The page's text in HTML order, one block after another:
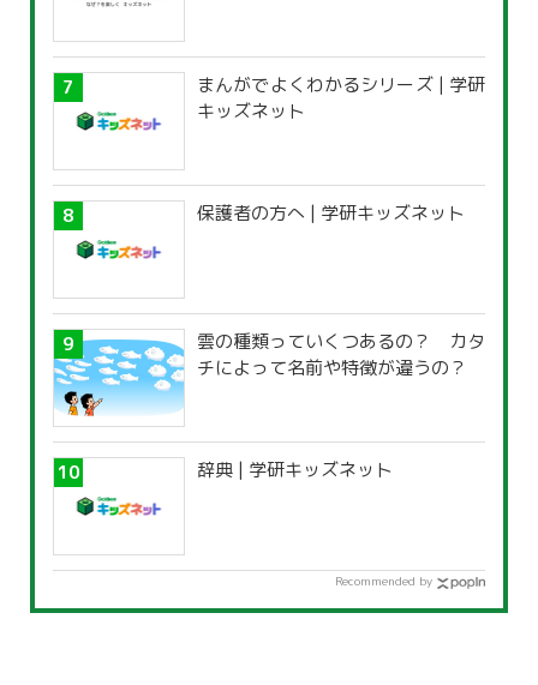
まんがでよくわかるシリーズ | 学研
キッズネット
保護者の方へ | 学研キッズネット
雲の種類っていくつあるの？ カタ
チによって名前や特徴が違うの？
辞典 | 学研キッズネット
Recommended by